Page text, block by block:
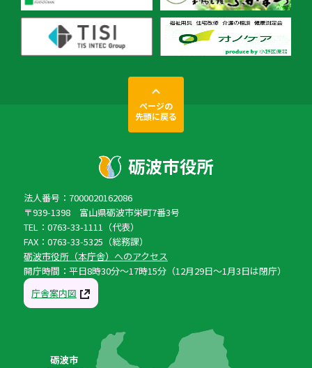
ページの
先頭に戻る
法人番号：7000020162086
〒939-1398 富山県砺波市栄町7番3号
TEL：0763-33-1111（代表）
FAX：0763-33-5325（総務課）
砺波市役所（本庁舎）へのアクセス
開庁時間：平日8時30分〜17時15分（12月29日〜1月3日は閉庁）
庁舎案内図